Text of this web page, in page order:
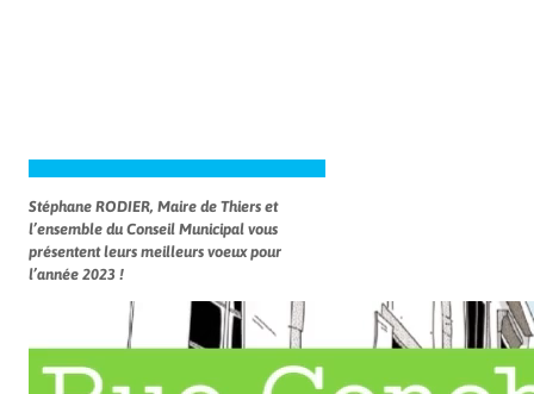
Stéphane RODIER, Maire de Thiers et
l’ensemble du Conseil Municipal vous
présentent leurs meilleurs voeux pour
l’année 2023 !